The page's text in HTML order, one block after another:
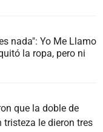
nada": Yo Me Llamo
la ropa, pero ni
que la doble de
tristeza le dieron tres